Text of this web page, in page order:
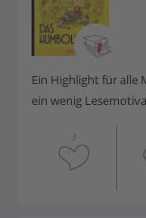
Ein Highlight für alle
ein wenig
3